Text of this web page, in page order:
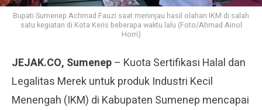
Bupati Sumenep Achmad Fauzi saat meninjau hasil olahan IKM di salah
satu kegiatan di Kota Keris beberapa waktu lalu (Foto/Ahmad Ainol
Horri)
JEJAK.CO, Sumenep– Kuota Sertifikasi Halal dan
Legalitas Merek untuk produk Industri Kecil
Menengah (IKM) di Kabupaten Sumenep mencapai